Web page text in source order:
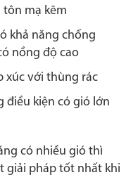
mạ kẽm
khả năng chống
nồng độ cao
xúc với thùng rác
điều kiện có gió lớn
có nhiều gió thì
giải pháp tốt nhất khi